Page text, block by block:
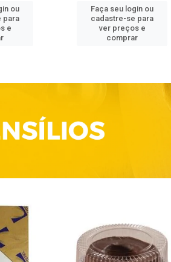
ou
para
e
Faça seu login ou
cadastre-se para
ver preços e
comprar